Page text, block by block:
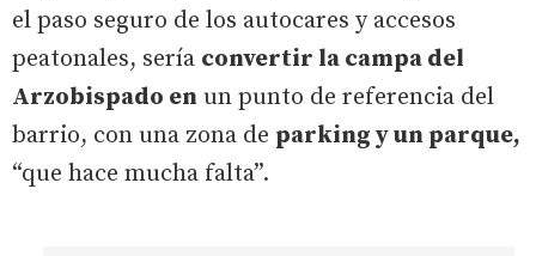
el paso seguro de los autocares y accesos
peatonales, sería convertir la campa del
Arzobispado en un punto de referencia del
barrio, con una zona de parking y un parque,
“que hace mucha falta”.